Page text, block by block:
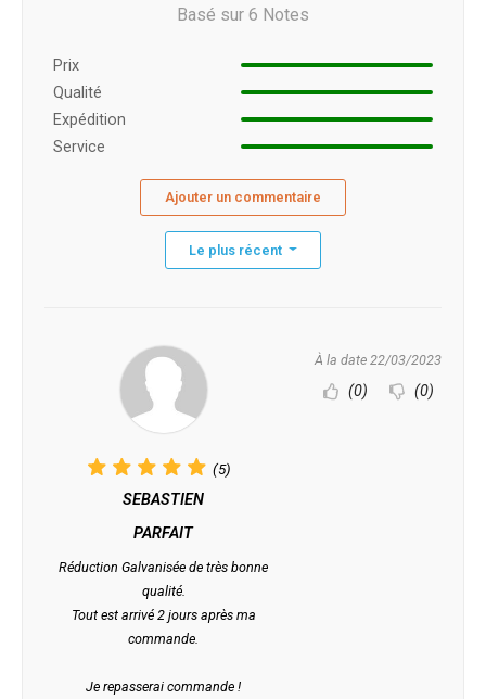
Basé sur 6 Notes
Prix ​​
Qualité
Expédition
Service
Ajouter un commentaire
Le plus récent
(5)
SEBASTIEN
PARFAIT
Réduction Galvanisée de très bonne
qualité.
Tout est arrivé 2 jours après ma
commande.
Je repasserai commande !
À la date 22/03/2023
(0) (0)